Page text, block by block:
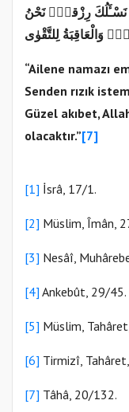
نَسْـَٔلُكَ رِزْقاًۜ نَحْنُ
وَالْعَاقِبَةُ لِلتَّقْوٰى
“Ailene namazı
Senden rızık
Güzel akıbet,
olacaktır.”[7]
[1] İsrâ, 17/1.
[2] Müslim, Îmân,
[3] Nesâî,
[4] Ankebût, 29/45.
[5] Müslim,
[6] Tirmizî,
[7] Tâhâ, 20/132.